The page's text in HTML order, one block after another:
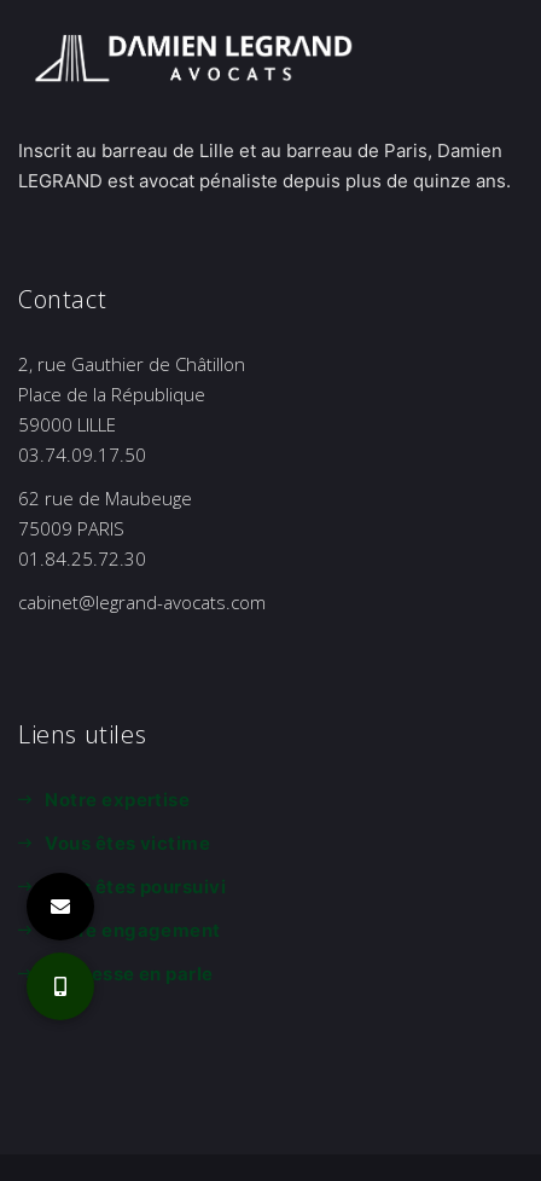
Inscrit au barreau de Lille et au barreau de Paris, Damien
LEGRAND est avocat pénaliste depuis plus de quinze ans.
Contact
2, rue Gauthier de Châtillon
Place de la République
59000 LILLE
03.74.09.17.50
62 rue de Maubeuge
75009 PARIS
01.84.25.72.30
cabinet@legrand-avocats.com
Liens utiles
Notre expertise
Vous êtes victime
Vous êtes poursuivi
Notre engagement
La presse en parle